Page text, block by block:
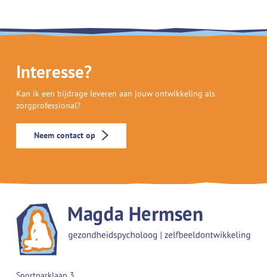
Interesse?
Kan ik een bijdrage leveren aan jouw ontwikkeling als
zorgprofessional?
Neem contact op